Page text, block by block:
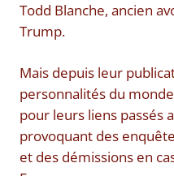
Todd Blanche, ancien
Trump.
Mais depuis leur
personnalités du
pour leurs liens passés
provoquant des
et des démissions en